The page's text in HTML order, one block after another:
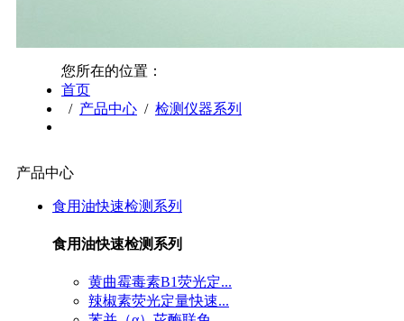
您所在的位置：
首页
/ 产品中心 / 检测仪器系列
产品中心
食用油快速检测系列
食用油快速检测系列
黄曲霉毒素B1荧光定...
辣椒素荧光定量快速...